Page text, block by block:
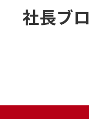
社長ブ